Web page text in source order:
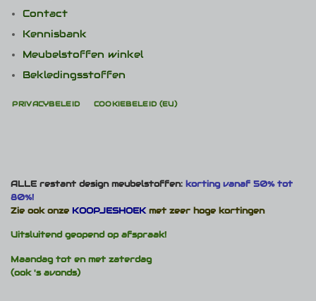
Contact
Kennisbank
Meubelstoffen winkel
Bekledingsstoffen
PRIVACYBELEID COOKIEBELEID (EU)
ALLE restant design meubelstoffen: korting vanaf 50% tot
80%!
Zie ook onze KOOPJESHOEKmet zeer hoge kortingen
Uitsluitend geopend op afspraak!
Maandag tot en met zaterdag
(ook 's avonds)